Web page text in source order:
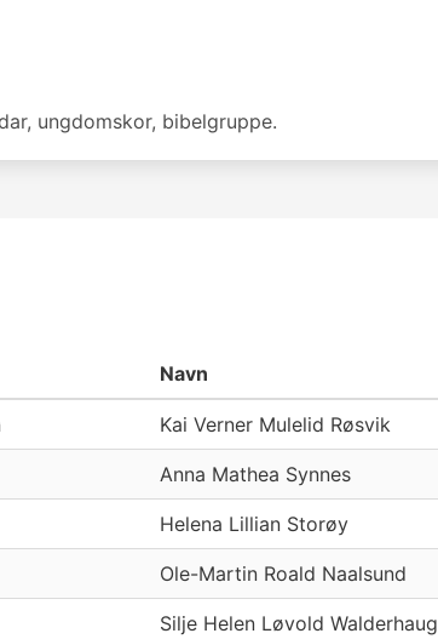
ungdomskor, bibelgruppe.
Navn
Kai Verner Mulelid Røsvik
Anna Mathea Synnes
Helena Lillian Storøy
Ole-Martin Roald Naalsund
Silje Helen Løvold Walderhaug